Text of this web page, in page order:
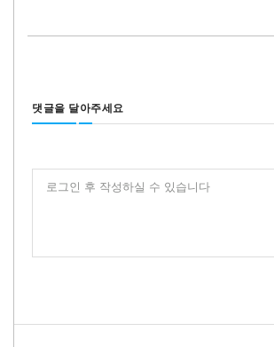
댓글을 달아주세요
로그인 후 작성하실 수 있습니다